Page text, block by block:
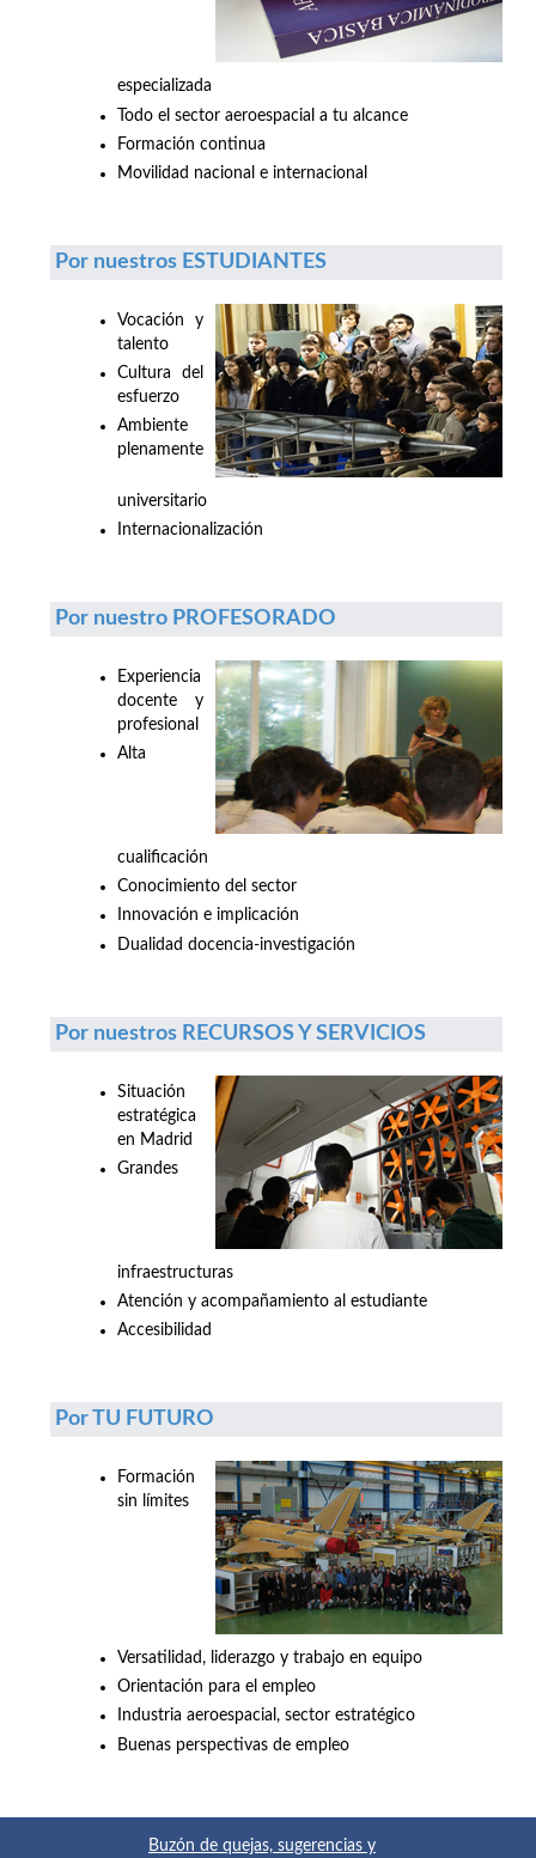
especializada
Todo el sector aeroespacial a tu alcance
Formación continua
Movilidad nacional e internacional
Por nuestros ESTUDIANTES
Vocación y
talento
Cultura del
esfuerzo
Ambiente
plenamente
universitario
Internacionalización
Por nuestro PROFESORADO
Experiencia
docente y
profesional
Alta
cualificación
Conocimiento del sector
Innovación e implicación
Dualidad docencia-investigación
Por nuestros RECURSOS Y SERVICIOS
Situación
estratégica
en Madrid
Grandes
infraestructuras
Atención y acompañamiento al estudiante
Accesibilidad
Por TU FUTURO
Formación
sin límites
Versatilidad, liderazgo y trabajo en equipo
Orientación para el empleo
Industria aeroespacial, sector estratégico
Buenas perspectivas de empleo
Buzón de quejas, sugerencias y